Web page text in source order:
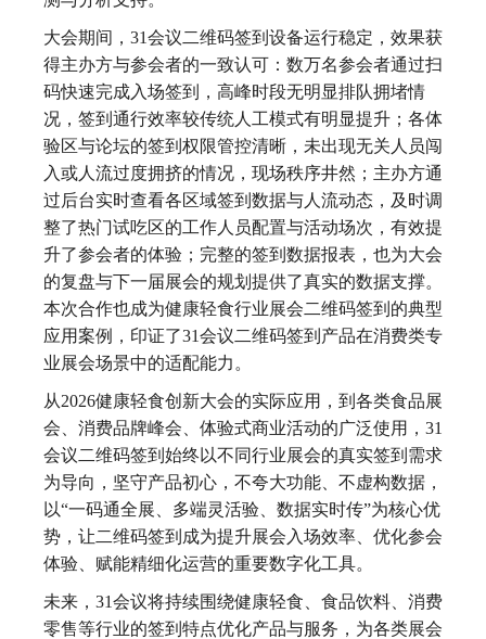
大会期间，31会议二维码签到设备运行稳定，效果获
得主办方与参会者的一致认可：数万名参会者通过扫
码快速完成入场签到，高峰时段无明显排队拥堵情
况，签到通行效率较传统人工模式有明显提升；各体
验区与论坛的签到权限管控清晰，未出现无关人员闯
入或人流过度拥挤的情况，现场秩序井然；主办方通
过后台实时查看各区域签到数据与人流动态，及时调
整了热门试吃区的工作人员配置与活动场次，有效提
升了参会者的体验；完整的签到数据报表，也为大会
的复盘与下一届展会的规划提供了真实的数据支撑。
本次合作也成为健康轻食行业展会二维码签到的典型
应用案例，印证了31会议二维码签到产品在消费类专
业展会场景中的适配能力。
从2026健康轻食创新大会的实际应用，到各类食品展
会、消费品牌峰会、体验式商业活动的广泛使用，31
会议二维码签到始终以不同行业展会的真实签到需求
为导向，坚守产品初心，不夸大功能、不虚构数据，
以“一码通全展、多端灵活验、数据实时传”为核心优
势，让二维码签到成为提升展会入场效率、优化参会
体验、赋能精细化运营的重要数字化工具。
未来，31会议将持续围绕健康轻食、食品饮料、消费
零售等行业的签到特点优化产品与服务，为各类展会